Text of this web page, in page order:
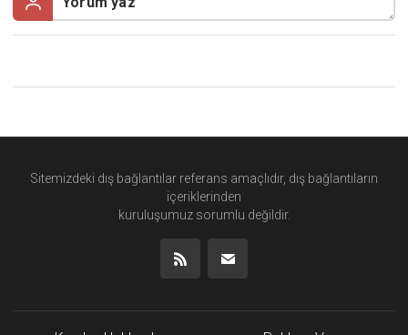
Sitemizdeki dış bağlantılar referans amaçlıdır, dış bağlantıların
içeriklerinden
kuruluşumuz sorumlu değildir.